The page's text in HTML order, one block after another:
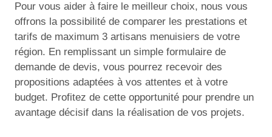
Pour vous aider à faire le meilleur choix, nous vous
offrons la possibilité de comparer les prestations et
tarifs de maximum 3 artisans menuisiers de votre
région. En remplissant un simple formulaire de
demande de devis, vous pourrez recevoir des
propositions adaptées à vos attentes et à votre
budget. Profitez de cette opportunité pour prendre un
avantage décisif dans la réalisation de vos projets.